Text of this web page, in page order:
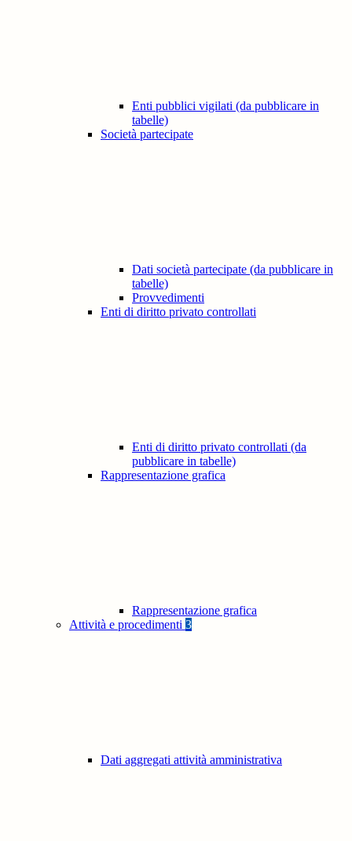
Enti pubblici vigilati (da pubblicare in
tabelle)
Società partecipate
Dati società partecipate (da pubblicare in
tabelle)
Provvedimenti
Enti di diritto privato controllati
Enti di diritto privato controllati (da
pubblicare in tabelle)
Rappresentazione grafica
Rappresentazione grafica
Attività e procedimenti 3
Dati aggregati attività amministrativa